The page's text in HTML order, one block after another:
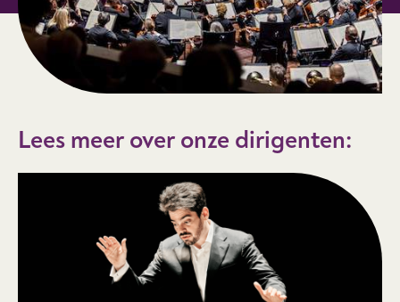
Lees meer over onze dirigenten: